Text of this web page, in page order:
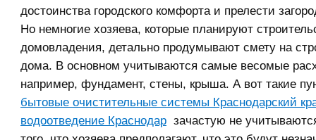
достоинства городского комфорта и прелести
Но немногие хозяева, которые планируют
домовладения, детально продумывают смету на
дома. В основном учитываются самые весомые
например, фундамент, стены, крыша. А вот такие
бытовые очистительные системы Краснодарский
водоотведение Краснодар зачастую не